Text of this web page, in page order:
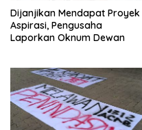
Dijanjikan Mendapat Proyek
Aspirasi, Pengusaha
Laporkan Oknum Dewan